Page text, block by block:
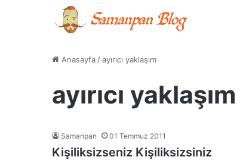
Anasayfa /ayırıcı yaklaşım
ayırıcı yaklaşım
Samanpan 01 Temmuz 2011
Kişiliksizseniz Kişiliksizsiniz